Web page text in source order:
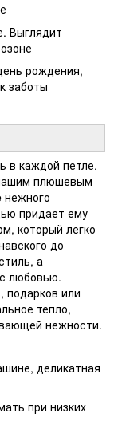
Выглядит
рождения,
заботы
в каждой петле.
плюшевым
нежного
придает ему
который легко
до
а
любовью.
подарков или
тепло,
нежности.
деликатная
при низких